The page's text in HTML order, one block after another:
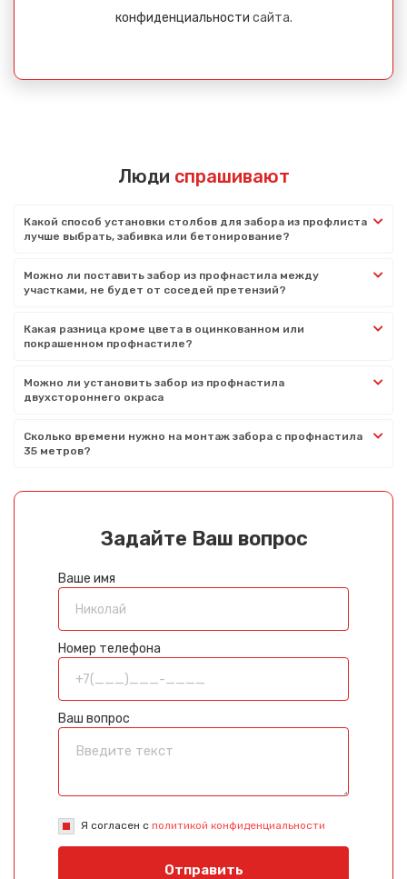
конфиденциальности сайта.
Люди спрашивают
Какой способ установки столбов для забора из профлиста
лучше выбрать, забивка или бетонирование?
Можно ли поставить забор из профнастила между
участками, не будет от соседей претензий?
Какая разница кроме цвета в оцинкованном или
покрашенном профнастиле?
Можно ли установить забор из профнастила
двухстороннего окраса
Сколько времени нужно на монтаж забора с профнастила
35 метров?
Задайте Ваш вопрос
Ваше имя
Номер телефона
Ваш вопрос
Я согласен с политикой конфиденциальности
Отправить